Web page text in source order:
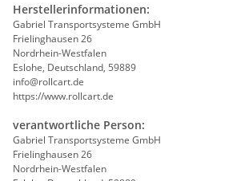
Herstellerinformationen:
Gabriel Transportsysteme GmbH
Frielinghausen 26
Nordrhein-Westfalen
Eslohe, Deutschland, 59889
info@rollcart.de
https://www.rollcart.de
verantwortliche Person:
Gabriel Transportsysteme GmbH
Frielinghausen 26
Nordrhein-Westfalen